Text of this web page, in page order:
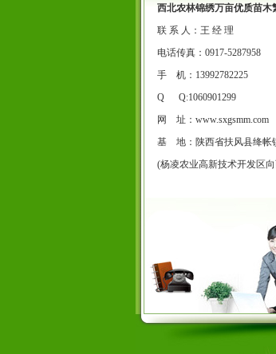
西北农林锦绣万亩优质苗木
联 系 人：王 经 理
电话传真：0917-5287958
手 机：13992782225
Q Q:1060901299
网 址： www.sxgsmm.com
基 地：陕西省扶风县绛帐
(杨凌农业高新技术开发区向